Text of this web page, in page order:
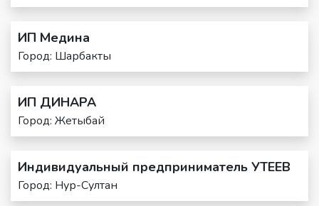
ИП Медина
Город: Шарбакты
ИП ДИНАРА
Город: Жетыбай
Индивидуальный предприниматель УТЕЕВ
Город: Нур-Султан